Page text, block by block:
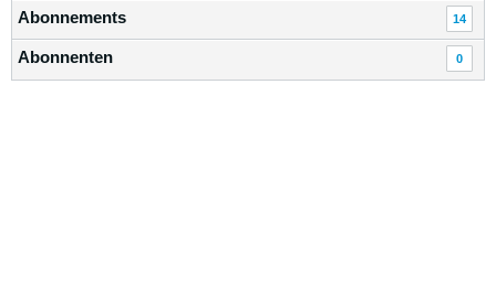
Abonnements 14
Abonnenten 0